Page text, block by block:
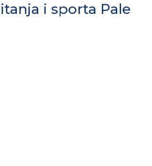
i sporta Pale